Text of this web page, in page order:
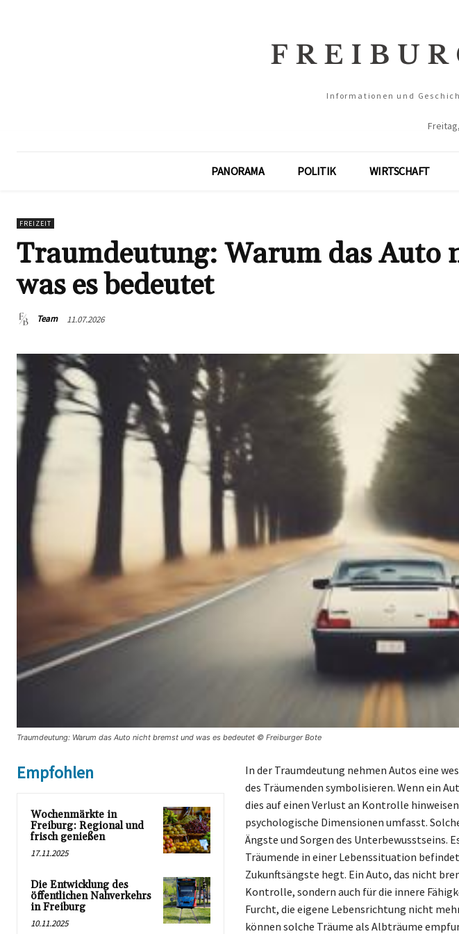
Informationen und
PANORAMA POLITIK WIRTSCHAFT
FREIZEIT
Traumdeutung: Warum das Auto
was es bedeutet
Team 11.07.2026
Traumdeutung: Warum das Auto nicht bremst und was es bedeutet © Freiburger Bote
Empfohlen
Wochenmärkte in
Freiburg: Regional und
frisch genießen
17.11.2025
Die Entwicklung des
öffentlichen Nahverkehrs
in Freiburg
10.11.2025
In der Traumdeutung nehmen Autos eine
des Träumenden symbolisieren. Wenn ein
dies auf einen Verlust an Kontrolle
psychologische Dimensionen umfasst.
Ängste und Sorgen des Unterbewusstseins.
Träumende in einer Lebenssituation
Zukunftsängste hegt. Ein Auto, das nicht
Kontrolle, sondern auch für die innere
Furcht, die eigene Lebensrichtung nicht
können solche Träume als Albträume